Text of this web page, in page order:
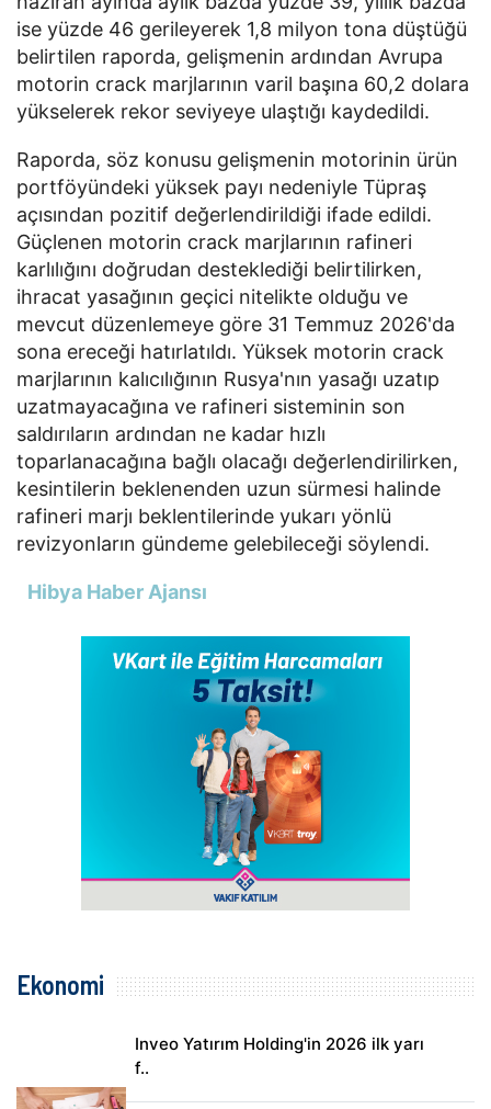
ise yüzde 46 gerileyerek 1,8 milyon tona düştüğü
belirtilen raporda, gelişmenin ardından Avrupa
motorin crack marjlarının varil başına 60,2 dolara
yükselerek rekor seviyeye ulaştığı kaydedildi.
Raporda, söz konusu gelişmenin motorinin ürün
portföyündeki yüksek payı nedeniyle Tüpraş
açısından pozitif değerlendirildiği ifade edildi.
Güçlenen motorin crack marjlarının rafineri
karlılığını doğrudan desteklediği belirtilirken,
ihracat yasağının geçici nitelikte olduğu ve
mevcut düzenlemeye göre 31 Temmuz 2026'da
sona ereceği hatırlatıldı. Yüksek motorin crack
marjlarının kalıcılığının Rusya'nın yasağı uzatıp
uzatmayacağına ve rafineri sisteminin son
saldırıların ardından ne kadar hızlı
toparlanacağına bağlı olacağı değerlendirilirken,
kesintilerin beklenenden uzun sürmesi halinde
rafineri marjı beklentilerinde yukarı yönlü
revizyonların gündeme gelebileceği söylendi.
Hibya Haber Ajansı
Ekonomi
Inveo Yatırım Holding'in 2026 ilk yarı
f..